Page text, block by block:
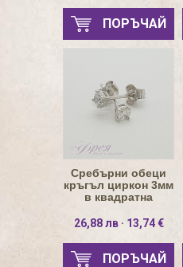
ПОРЪЧАЙ
Сребърни обеци
кръгъл циркон 3мм
в квадратна
26,88 лв · 13,74 €
ПОРЪЧАЙ